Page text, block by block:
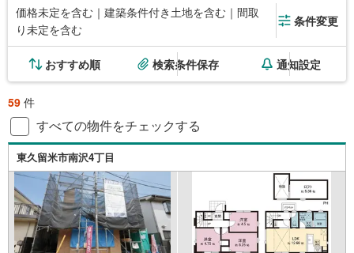
価格未定を含む｜建築条件付き土地を含む｜間取
り未定を含む
条件変更
おすすめ順 検索条件保存 通知設定
59 件
すべての物件をチェックする
東久留米市南沢4丁目